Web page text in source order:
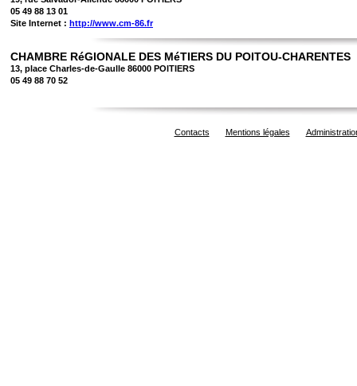
05 49 88 13 01
Site Internet : http://www.cm-86.fr
CHAMBRE RéGIONALE DES MéTIERS DU POITOU-CHARENTES
13, place Charles-de-Gaulle 86000 POITIERS
05 49 88 70 52
Contacts Mentions légales